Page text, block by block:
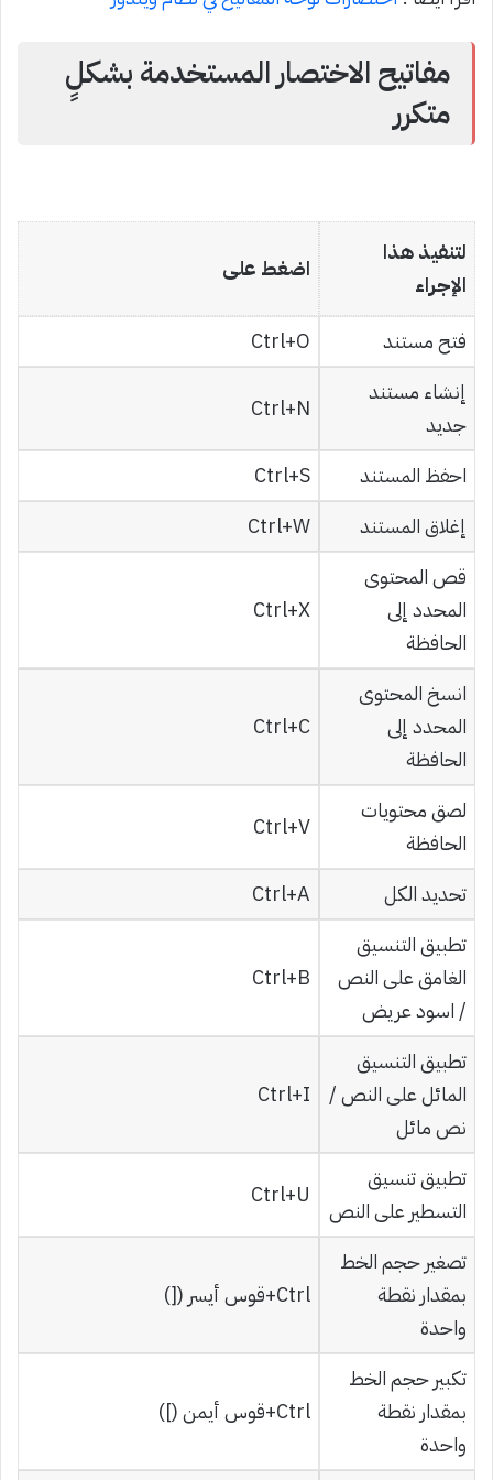
مفاتيح الاختصار المستخدمة بشكلٍ
متكرر
لتنفيذ هذا
الإجراء
اضغط على
فتح مستند
Ctrl+O
إنشاء مستند
جديد
Ctrl+N
احفظ المستند
Ctrl+S
إغلاق المستند
Ctrl+W
قص المحتوى
المحدد إلى
الحافظة
Ctrl+X
انسخ المحتوى
المحدد إلى
الحافظة
Ctrl+C
لصق محتويات
الحافظة
Ctrl+V
تحديد الكل
Ctrl+A
تطبيق التنسيق
الغامق على النص
/ اسود عريض
Ctrl+B
تطبيق التنسيق
المائل على النص /
نص مائل
Ctrl+I
تطبيق تنسيق
التسطير على النص
Ctrl+U
تصغير حجم الخط
بمقدار نقطة
واحدة
Ctrl+قوس أيسر ([)
تكبير حجم الخط
بمقدار نقطة
واحدة
Ctrl+قوس أيمن (])